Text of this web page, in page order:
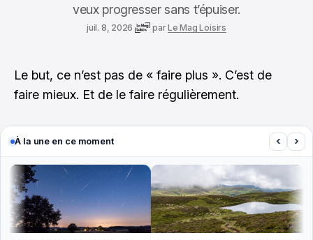
veux progresser sans t’épuiser.
juil. 8, 2026 parLe Mag Loisirs
Le but, ce n’est pas de « faire plus ». C’est de
faire mieux. Et de le faire régulièrement.
À la une en ce moment ‹ ›